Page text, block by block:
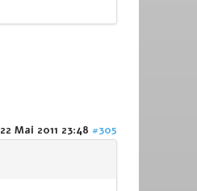
22 Mai 2011 23:48 #305